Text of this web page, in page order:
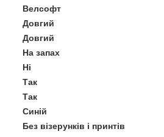
Велсофт
Довгий
Довгий
На запах
Ні
Так
Так
Синій
Без візерунків і принтів